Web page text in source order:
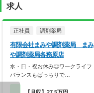
求人
正社員 調剤薬局
有限会社まみや調剤薬局 まみ
や調剤薬局各務原店
水・日・祝お休み◎ワークライフ
バランスもばっちりで…